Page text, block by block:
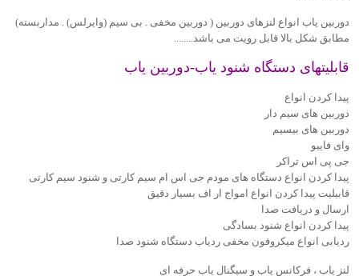
دوربین یاب انواع لنزهای دوربین ( دوربین مخفی . بی سیم (وایرلس) . مداربسته)
مطابق شکل بالا قابل رویت می باشد........
قابلیتهای دستگاه شنود یاب-دوربین یاب
پیدا کردن انواع
دوربین های سیم دار
دوربین های بیسیم
وای فاییو
جی پی اس تراکر
پیدا کردن انواع دستگاه های مودم جی اس ام سیم کارتی و شنود سیم کارتی
قابیلیت پیدا کردن انواع امواج ار اف بسیار دقیق
ارسال و دریافت صدا
پیدا کردن انواع شنود بسادگی
ردیابی انواع میکروفون مخفی ردیاب دستگاه شنود صدا
لنز یاب ، فرکانس یاب و سیگنال یاب حرفه ای